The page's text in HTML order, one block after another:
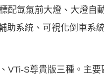
配氙氣前大燈、大燈自
助系統、可視化倒車系
VTi-S尊貴版三種。主